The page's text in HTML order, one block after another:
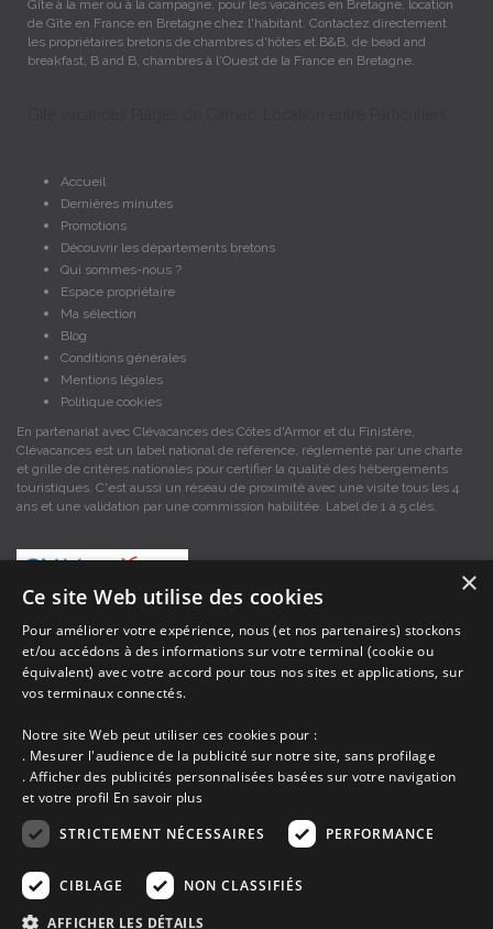
Gîte à la mer ou à la campagne, pour les vacances en Bretagne, location
de Gîte en France en Bretagne chez l'habitant. Contactez directement
les propriétaires bretons de chambres d'hôtes et B&B, de bead and
breakfast, B and B, chambres à l'Ouest de la France en Bretagne.
Accueil
Dernières minutes
Promotions
Découvrir les départements bretons
Qui sommes-nous ?
Espace propriétaire
Ma sélection
Blog
Conditions générales
Mentions légales
Politique cookies
En partenariat avec Clévacances des Côtes d'Armor et du Finistère,
Clévacances est un label national de référence, réglementé par une charte
et grille de critères nationales pour certifier la qualité des hébergements
touristiques. C'est aussi un réseau de proximité avec une visite tous les 4
ans et une validation par une commission habilitée. Label de 1 à 5 clés.
Les descriptions et photos contenues dans le site Armor-vacances sont sous
la responsabilité des propriétaires, ces informations sont indicatives et non
contractuelles. Les données sont protégées par copyright Armor-vacances.
Armor-vacances n'est pas un organisme et ne touche aucune commission
sur les locations, c'est simplement un annuaire d'hébergements de
vacances en Bretagne, un service de petites annonces de location DE
PARTICULIER A PARTICULIER.
Avant de prendre possession du logement vous devez obtenir du
propriétaire un contrat qui stipule les clauses et le descriptif de la location,
grâce à ce contrat vous pouvez faire valoir vos droits si le logement ne
×
Ce site Web utilise des cookies
Pour améliorer votre expérience, nous (et nos partenaires) stockons
et/ou accédons à des informations sur votre terminal (cookie ou
équivalent) avec votre accord pour tous nos sites et applications, sur
vos terminaux connectés.
Notre site Web peut utiliser ces cookies pour :
. Mesurer l'audience de la publicité sur notre site, sans profilage
. Afficher des publicités personnalisées basées sur votre navigation
et votre profil En savoir plus
STRICTEMENT NÉCESSAIRES
PERFORMANCE
CIBLAGE NON CLASSIFIÉS
AFFICHER LES DÉTAILS